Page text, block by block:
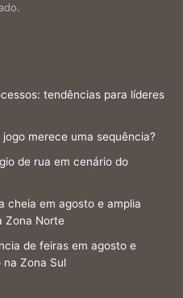
tendências para líderes
merece uma sequência?
de rua em cenário do
cheia em agosto e amplia
Zona Norte
de feiras em agosto e
Zona Sul